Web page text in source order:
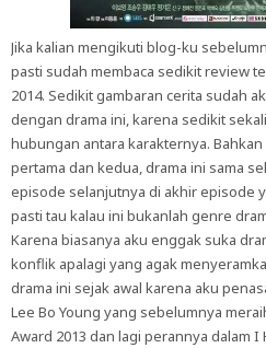
Jika kalian mengikuti blog-ku
pasti sudah membaca sedikit review
2014. Sedikit gambaran cerita sudah
dengan drama ini, karena sedikit
hubungan antara karakternya.
pertama dan kedua, drama ini sama
episode selanjutnya di akhir episode
pasti tau kalau ini bukanlah genre
Karena biasanya aku enggak suka
konflik apalagi yang agak
drama ini sejak awal karena aku
Lee Bo Young yang sebelumnya
Award 2013 dan lagi perannya dalam I